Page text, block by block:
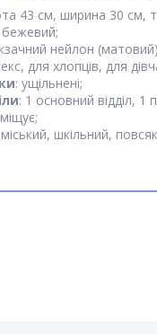
43 см, ширина 30 см,
нейлон
для хлопців, для
: ущільнені;
: 1 основний відділ, 1
міський, шкільний,